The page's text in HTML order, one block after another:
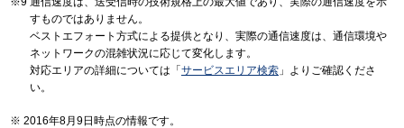
すものではありません。
ベストエフォート方式による提供となり、実際の通信速度は、通信環境や
ネットワークの混雑状況に応じて変化します。
対応エリアの詳細については「 サービスエリア検索 」よりご確認くださ
い。
2016年8月9日時点の情報です。